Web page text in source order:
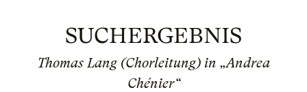
SUCHERGEBNIS
Thomas Lang (Chorleitung) in „Andrea
Chénier“